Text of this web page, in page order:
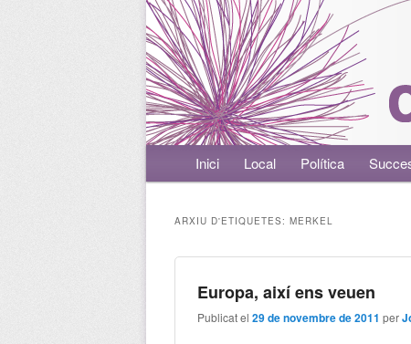
Menú principalAneu al contingut principal
Aneu al contingut secundari
Inici Local Política
ARXIU D'ETIQUETES: MERKEL
Europa, així ens veuen
Publicat el29 de novembre de 2011 per